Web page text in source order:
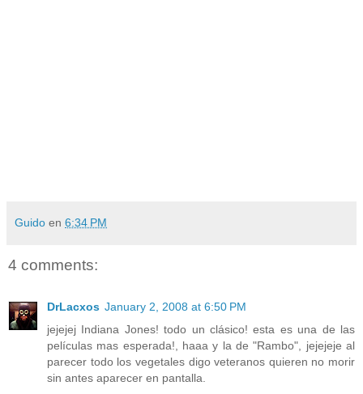
Guido en 6:34 PM
4 comments:
DrLacxos January 2, 2008 at 6:50 PM
jejejej Indiana Jones! todo un clásico! esta es una de las
películas mas esperada!, haaa y la de "Rambo", jejejeje al
parecer todo los vegetales digo veteranos quieren no morir
sin antes aparecer en pantalla.